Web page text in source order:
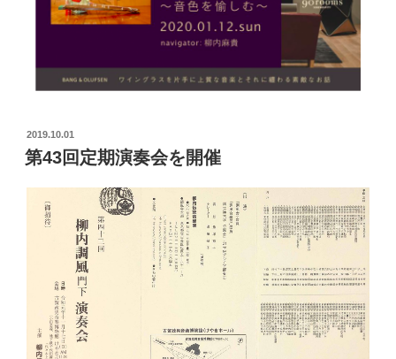
2019.10.01
第43回定期演奏会を開催